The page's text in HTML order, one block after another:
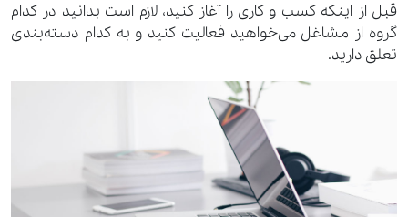
قبل از اینکه کسب ‌و‌ کاری را آغاز کنید، لازم است بدانید در کدام
گروه از مشاغل می‌خواهید فعالیت کنید و به کدام دسته‌بندی
تعلق دارید.